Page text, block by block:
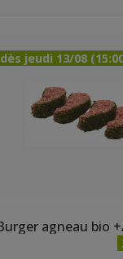
dès jeudi 13/08